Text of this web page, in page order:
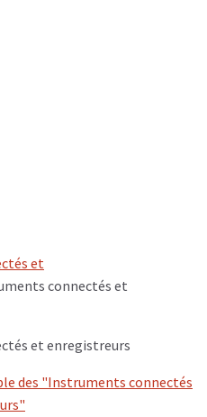
et
connectés et
et enregistreurs
des "Instruments connectés